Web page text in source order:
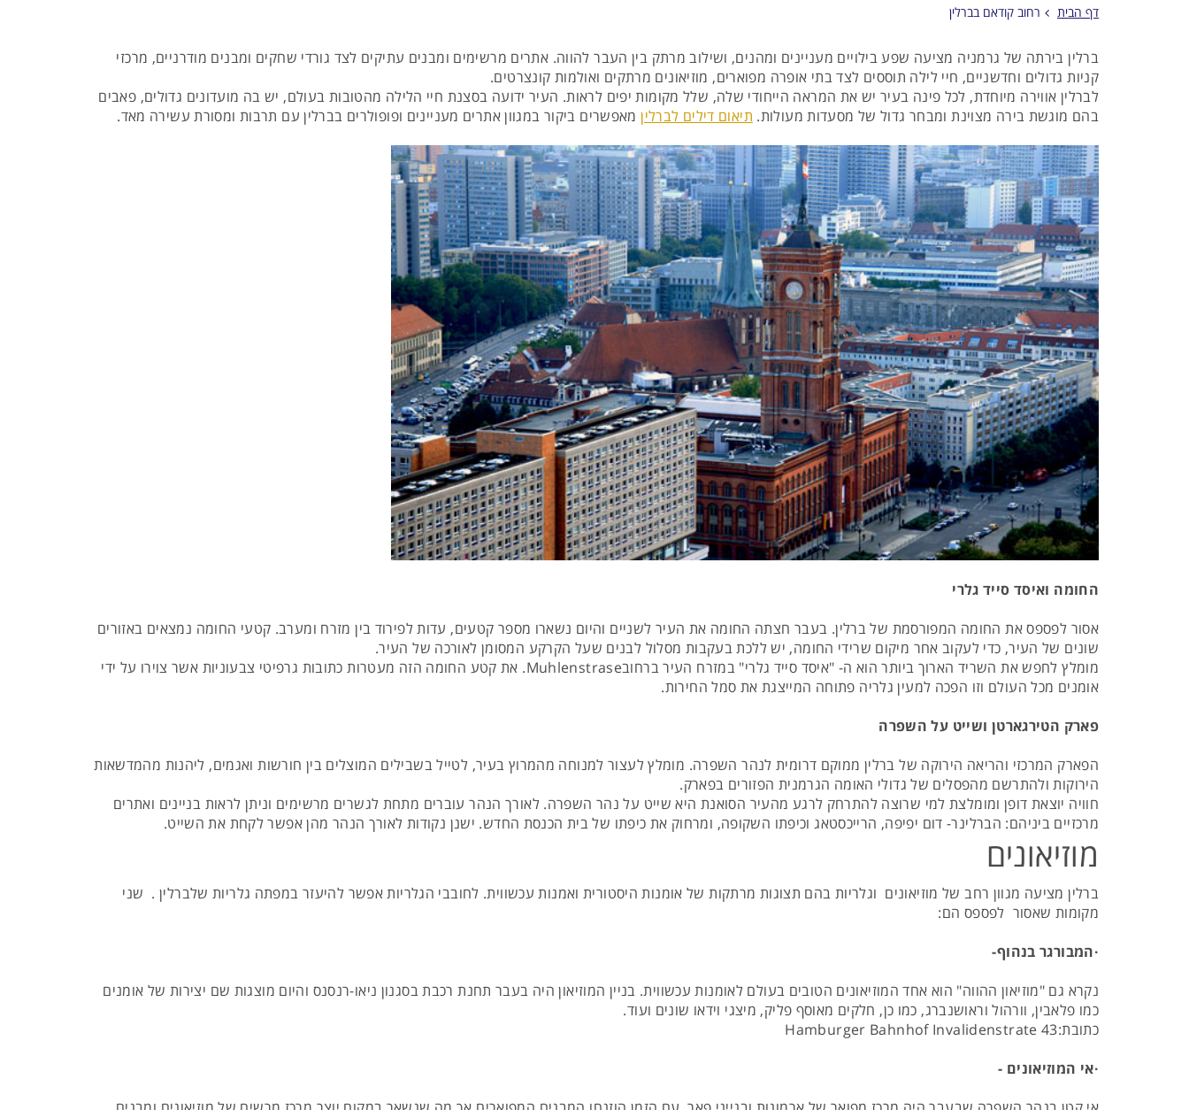
דף הבית רחוב קודאם בברלין
ברלין בירתה של גרמניה מציעה שפע בילויים מעניינים ומהנים, ושילוב מרתק בין העבר להווה. אתרים מרשימים ומבנים עתיקים לצד גורדי שחקים ומבנים מודרניים, מרכזי
קניות גדולים וחדשניים, חיי לילה תוססים לצד בתי אופרה מפוארים, מוזיאונים מרתקים ואולמות קונצרטים.
לברלין אווירה מיוחדת, לכל פינה בעיר יש את המראה הייחודי שלה, שלל מקומות יפים לראות. העיר ידועה בסצנת חיי הלילה מהטובות בעולם, יש בה מועדונים גדולים, פאבים
בהם מוגשת בירה מצוינת ומבחר גדול של מסעדות מעולות. תיאום דילים לברליןמאפשרים ביקור במגוון אתרים מעניינים ופופולרים בברלין עם תרבות ומסורת עשירה מאד.
החומה ואיסד סייד גלרי
אסור לפספס את החומה המפורסמת של ברלין. בעבר חצתה החומה את העיר לשניים והיום נשארו מספר קטעים, עדות לפירוד בין מזרח ומערב. קטעי החומה נמצאים באזורים
שונים של העיר, כדי לעקוב אחר מיקום שרידי החומה, יש ללכת בעקבות מסלול לבנים שעל הקרקע המסומן לאורכה של העיר.
מומלץ לחפש את השריד הארוך ביותר הוא ה- "איסד סייד גלרי" במזרח העיר ברחובMuhlenstrase. את קטע החומה הזה מעטרות כתובות גרפיטי צבעוניות אשר צוירו על ידי
אומנים מכל העולם וזו הפכה למעין גלריה פתוחה המייצגת את סמל החירות.
פארק הטירגארטן ושייט על השפרה
הפארק המרכזי והריאה הירוקה של ברלין ממוקם דרומית לנהר השפרה. מומלץ לעצור למנוחה מהמרוץ בעיר, לטייל בשבילים המוצלים בין חורשות ואגמים, ליהנות מהמדשאות
הירוקות ולהתרשם מהפסלים של גדולי האומה הגרמנית הפזורים בפארק.
חוויה יוצאת דופן ומומלצת למי שרוצה להתרחק לרגע מהעיר הסואנת היא שייט על נהר השפרה. לאורך הנהר עוברים מתחת לגשרים מרשימים וניתן לראות בניינים ואתרים
מרכזיים ביניהם: הברלינר- דום יפיפה, הרייכסטאג וכיפתו השקופה, ומרחוק את כיפתו של בית הכנסת החדש. ישנן נקודות לאורך הנהר מהן אפשר לקחת את השייט.
מוזיאונים
ברלין מציעה מגוון רחב של מוזיאונים וגלריות בהם תצוגות מרתקות של אומנות היסטורית ואמנות עכשווית. לחובבי הגלריות אפשר להיעזר במפתה גלריות שלברלין . שני
מקומות שאסור לפספס הם:
·המבורגר בנהוף-
נקרא גם "מוזיאון ההווה" הוא אחד המוזיאונים הטובים בעולם לאומנות עכשווית. בניין המוזיאון היה בעבר תחנת רכבת בסגנון ניאו-רנסנס והיום מוצגות שם יצירות של אומנים
כמו פלאבין, וורהול וראושנברג, כמו כן, חלקים מאוסף פליק, מיצגי וידאו שונים ועוד.
כתובת:Hamburger Bahnhof Invalidenstrate 43
·אי המוזיאונים -